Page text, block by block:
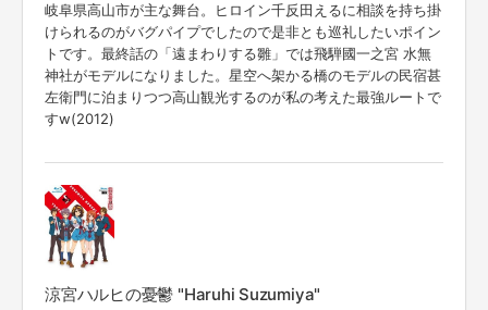
岐阜県高山市が主な舞台。ヒロイン千反田えるに相談を持ち掛
けられるのがバグパイプでしたので是非とも巡礼したいポイン
トです。最終話の「遠まわりする雛」では飛騨國一之宮 水無
神社がモデルになりました。星空へ架かる橋のモデルの民宿甚
左衛門に泊まりつつ高山観光するのが私の考えた最強ルートで
すw(2012)
涼宮ハルヒの憂鬱 "Haruhi Suzumiya"